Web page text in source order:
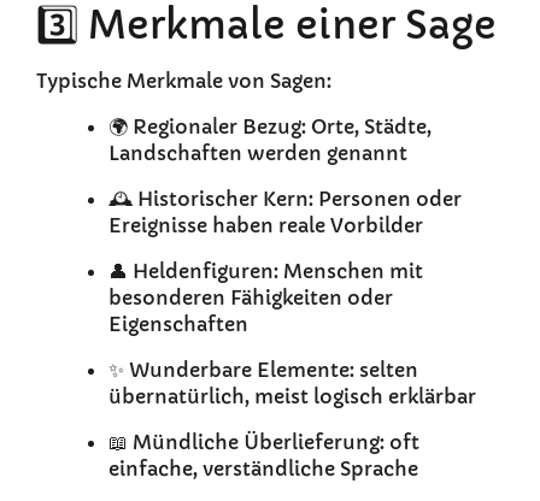
3️⃣ Merkmale einer Sage
Typische Merkmale von Sagen:
🌍 Regionaler Bezug: Orte, Städte,
Landschaften werden genannt
🕰️ Historischer Kern: Personen oder
Ereignisse haben reale Vorbilder
👤 Heldenfiguren: Menschen mit
besonderen Fähigkeiten oder
Eigenschaften
✨ Wunderbare Elemente: selten
übernatürlich, meist logisch erklärbar
📖 Mündliche Überlieferung: oft
einfache, verständliche Sprache